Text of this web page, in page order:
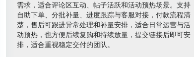
需求，适合评论区互动、帖子活跃和活动预热场景。支持
自助下单、分批补量、进度跟踪与客服对接，付款流程清
楚，售后可跟进异常处理和补量安排，适合日常运营与活
动预热，也方便后续复购和持续放量，提交链接后即可安
排，适合重视稳定交付的团队。